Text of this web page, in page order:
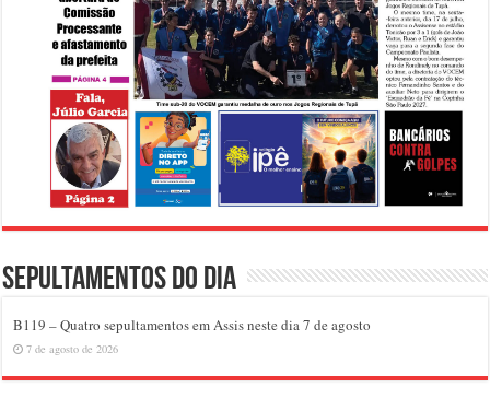
Sepultamentos do dia
B119 – Quatro sepultamentos em Assis neste dia 7 de agosto
7 de agosto de 2026